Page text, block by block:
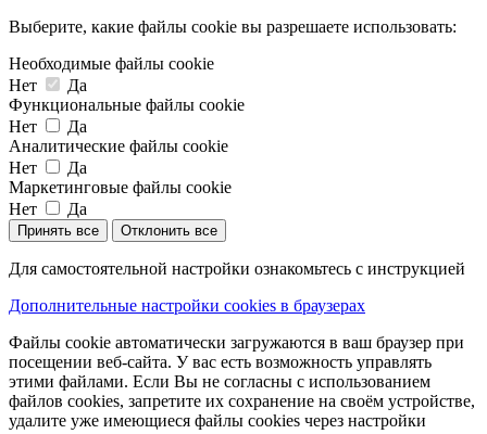
Выберите, какие файлы cookie вы разрешаете использовать:
Необходимые файлы cookie
Нет
Да
Функциональные файлы cookie
Нет
Да
Аналитические файлы cookie
Нет
Да
Маркетинговые файлы cookie
Нет
Да
Принять все Отклонить все
Для самостоятельной настройки ознакомьтесь с инструкцией
Дополнительные настройки cookies в браузерах
Файлы cookie автоматически загружаются в ваш браузер при
посещении веб-сайта. У вас есть возможность управлять
этими файлами. Если Вы не согласны с использованием
файлов cookies, запретите их сохранение на своём устройстве,
удалите уже имеющиеся файлы cookies через настройки